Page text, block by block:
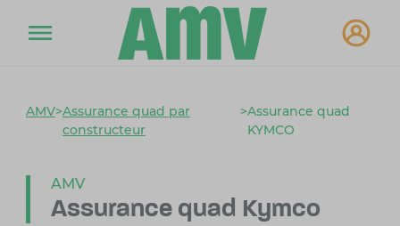
AMV>Assurance quad par
constructeur
>Assurance quad
KYMCO
AMV
Assurance quad Kymco